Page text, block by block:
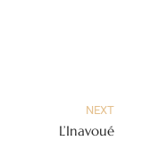
NEXT
L’Inavoué